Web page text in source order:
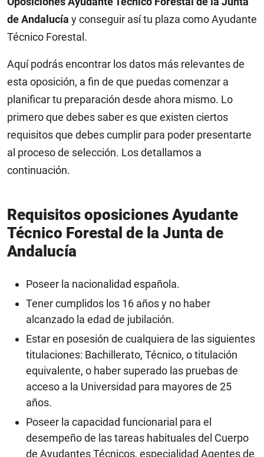
de Andalucía y conseguir así tu plaza como Ayudante
Técnico Forestal.
Aquí podrás encontrar los datos más relevantes de
esta oposición, a fin de que puedas comenzar a
planificar tu preparación desde ahora mismo. Lo
primero que debes saber es que existen ciertos
requisitos que debes cumplir para poder presentarte
al proceso de selección. Los detallamos a
continuación.
Requisitos oposiciones Ayudante
Técnico Forestal de la Junta de
Andalucía
Poseer la nacionalidad española.
Tener cumplidos los 16 años y no haber
alcanzado la edad de jubilación.
Estar en posesión de cualquiera de las siguientes
titulaciones: Bachillerato, Técnico, o titulación
equivalente, o haber superado las pruebas de
acceso a la Universidad para mayores de 25
años.
Poseer la capacidad funcionarial para el
desempeño de las tareas habituales del Cuerpo
de Ayudantes Técnicos, especialidad Agentes de